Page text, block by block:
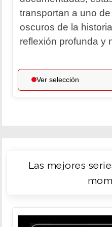
transportan a uno
oscuros de la
reflexión profunda y
Ver selección
Las mejores